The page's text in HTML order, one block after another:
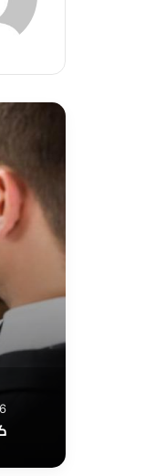
6 يوليو 2021